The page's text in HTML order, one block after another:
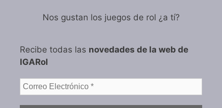
Nos gustan los juegos de rol ¿a tí?
Recibe todas las novedades de la web de
IGARol